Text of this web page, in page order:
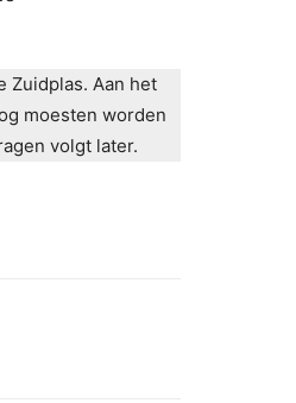
Zuidplas. Aan het
moesten worden
volgt later.